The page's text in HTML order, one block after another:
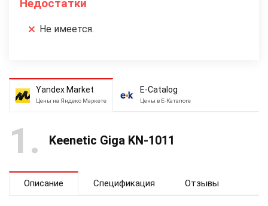
Недостатки
Не имеется.
Yandex Market
Цены на Яндекс Маркете
E-Catalog
Цены в Е-Каталоге
1 Keenetic Giga KN-1011
Описание Спецификация Отзывы